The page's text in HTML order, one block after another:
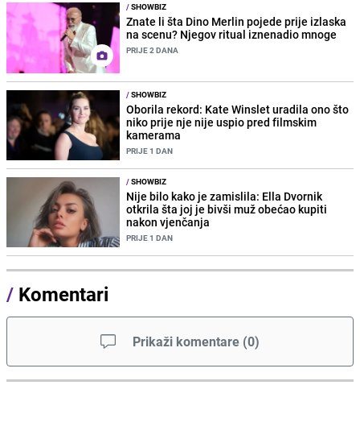
/SHOWBIZ
Znate li šta Dino Merlin pojede prije izlaska
na scenu? Njegov ritual iznenadio mnoge
PRIJE 2 DANA
/SHOWBIZ
Oborila rekord: Kate Winslet uradila ono što
niko prije nje nije uspio pred filmskim
kamerama
PRIJE 1 DAN
/SHOWBIZ
Nije bilo kako je zamislila: Ella Dvornik
otkrila šta joj je bivši muž obećao kupiti
nakon vjenčanja
PRIJE 1 DAN
/ Komentari
Prikaži komentare (0)